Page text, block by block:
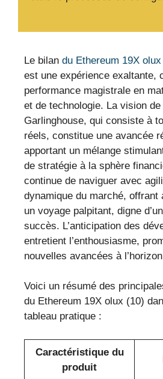
Le bilan du Ethereum 19X
est une expérience exaltante,
performance magistrale en
et de technologie. La vision de
Garlinghouse, qui consiste à
réels, constitue une avancée
apportant un mélange
de stratégie à la sphère
continue de naviguer avec
dynamique du marché, offrant
un voyage palpitant, digne
succès. L’anticipation des
entretient l’enthousiasme,
nouvelles avancées à
Voici un résumé des
du Ethereum 19X olux (10)
tableau pratique :
Caractéristique du
produit